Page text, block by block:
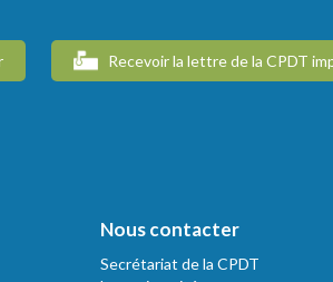
Recevoir la lettre de la CPDT
Nous contacter
Secrétariat de la CPDT